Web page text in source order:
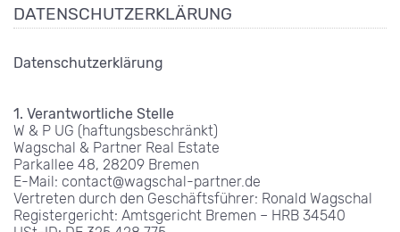
DATENSCHUTZERKLÄRUNG
Datenschutzerklärung
1. Verantwortliche Stelle
W & P UG (haftungsbeschränkt)
Wagschal & Partner Real Estate
Parkallee 48, 28209 Bremen
E-Mail: contact@wagschal-partner.de
Vertreten durch den Geschäftsführer: Ronald Wagschal
Registergericht: Amtsgericht Bremen – HRB 34540